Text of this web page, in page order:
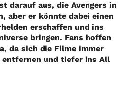
darauf aus, die Avengers in
aber er könnte dabei einen
erschaffen und ins
bringen. Fans hoffen
da sich die Filme immer
entfernen und tiefer ins All